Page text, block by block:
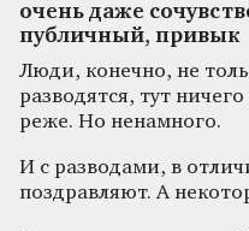
очень даже
публичный, привык
Люди, конечно, не
разводятся, тут
реже. Но ненамного.
И с разводами, в
поздравляют. А